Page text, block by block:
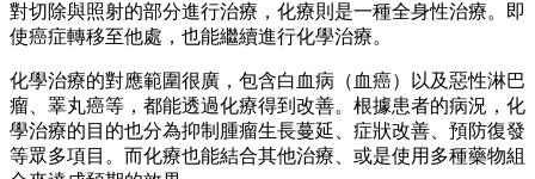
對切除與照射的部分進行治療，化療則是一種全身性治療。即
使癌症轉移至他處，也能繼續進行化學治療。
化學治療的對應範圍很廣，包含白血病（血癌）以及惡性淋巴
瘤、睪丸癌等，都能透過化療得到改善。根據患者的病況，化
學治療的目的也分為抑制腫瘤生長蔓延、症狀改善、預防復發
等眾多項目。而化療也能結合其他治療、或是使用多種藥物組